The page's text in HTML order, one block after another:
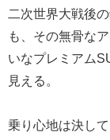
二次世界大戦後
も、その無骨な
いなプレミアム
見える。
乗り心地は決し